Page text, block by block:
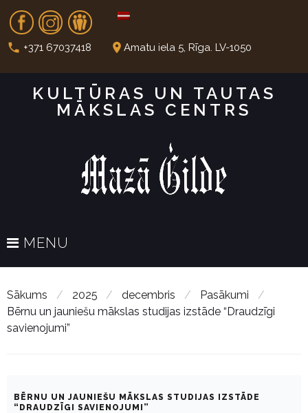
t
Fb In Dr
call +371 67037418 place Amatu iela 5, Rīga. LV-1050
KULTŪRAS UN TAUTAS
MĀKSLAS CENTRS
MENU
Sākums / 2025 / decembris / Pasākumi
/
Bērnu un jauniešu mākslas studijas izstāde “Draudzīgi
savienojumi”
BĒRNU UN JAUNIEŠU MĀKSLAS STUDIJAS IZSTĀDE
“DRAUDZĪGI SAVIENOJUMI”